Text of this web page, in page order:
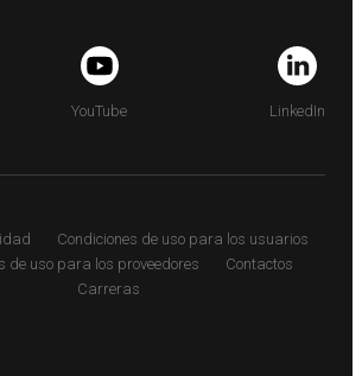
YouTube LinkedIn
Condiciones de uso para los usuarios
de uso para los proveedores
Contactos
Carreras